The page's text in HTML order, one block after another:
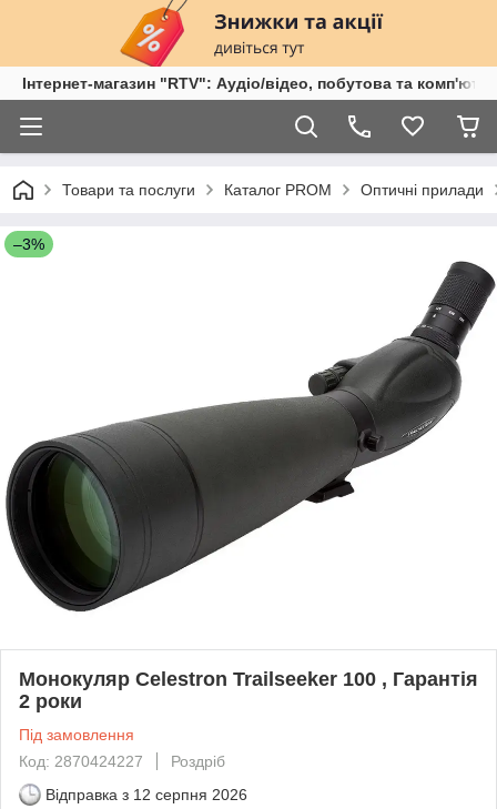
Інтернет-магазин "RTV": Аудіо/відео, побутова та
Товари та послуги Каталог PROM Оптичні прилади
–3%
Монокуляр Celestron Trailseeker 100 , Гарантія
2 роки
Під замовлення
Код: 2870424227
Роздріб
Відправка з 12 серпня 2026